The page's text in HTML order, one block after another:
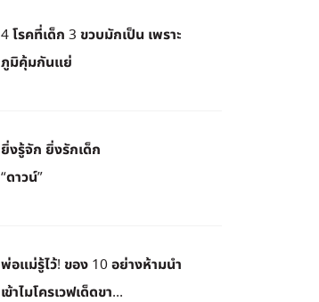
4 โรคที่เด็ก 3 ขวบมักเป็น เพราะ
ภูมิคุ้มกันแย่
ยิ่งรู้จัก ยิ่งรักเด็ก
“ดาวน์”
พ่อแม่รู้ไว้! ของ 10 อย่างห้ามนำ
เข้าไมโครเวฟเด็ดขา...